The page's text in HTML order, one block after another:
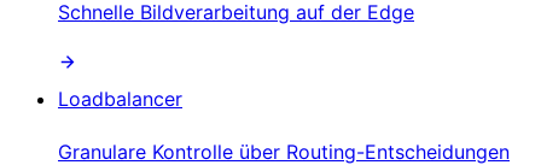
Schnelle Bildverarbeitung auf der Edge
Loadbalancer
Granulare Kontrolle über Routing-Entscheidungen